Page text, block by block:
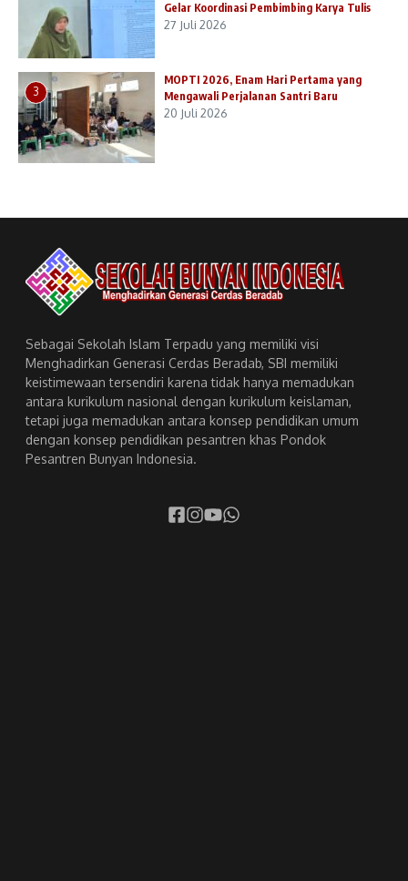
Gelar Koordinasi Pembimbing Karya Tulis
27 Juli 2026
3
MOPTI 2026, Enam Hari Pertama yang
Mengawali Perjalanan Santri Baru
20 Juli 2026
Sebagai Sekolah Islam Terpadu yang memiliki visi
Menghadirkan Generasi Cerdas Beradab, SBI memiliki
keistimewaan tersendiri karena tidak hanya memadukan
antara kurikulum nasional dengan kurikulum keislaman,
tetapi juga memadukan antara konsep pendidikan umum
dengan konsep pendidikan pesantren khas Pondok
Pesantren Bunyan Indonesia.